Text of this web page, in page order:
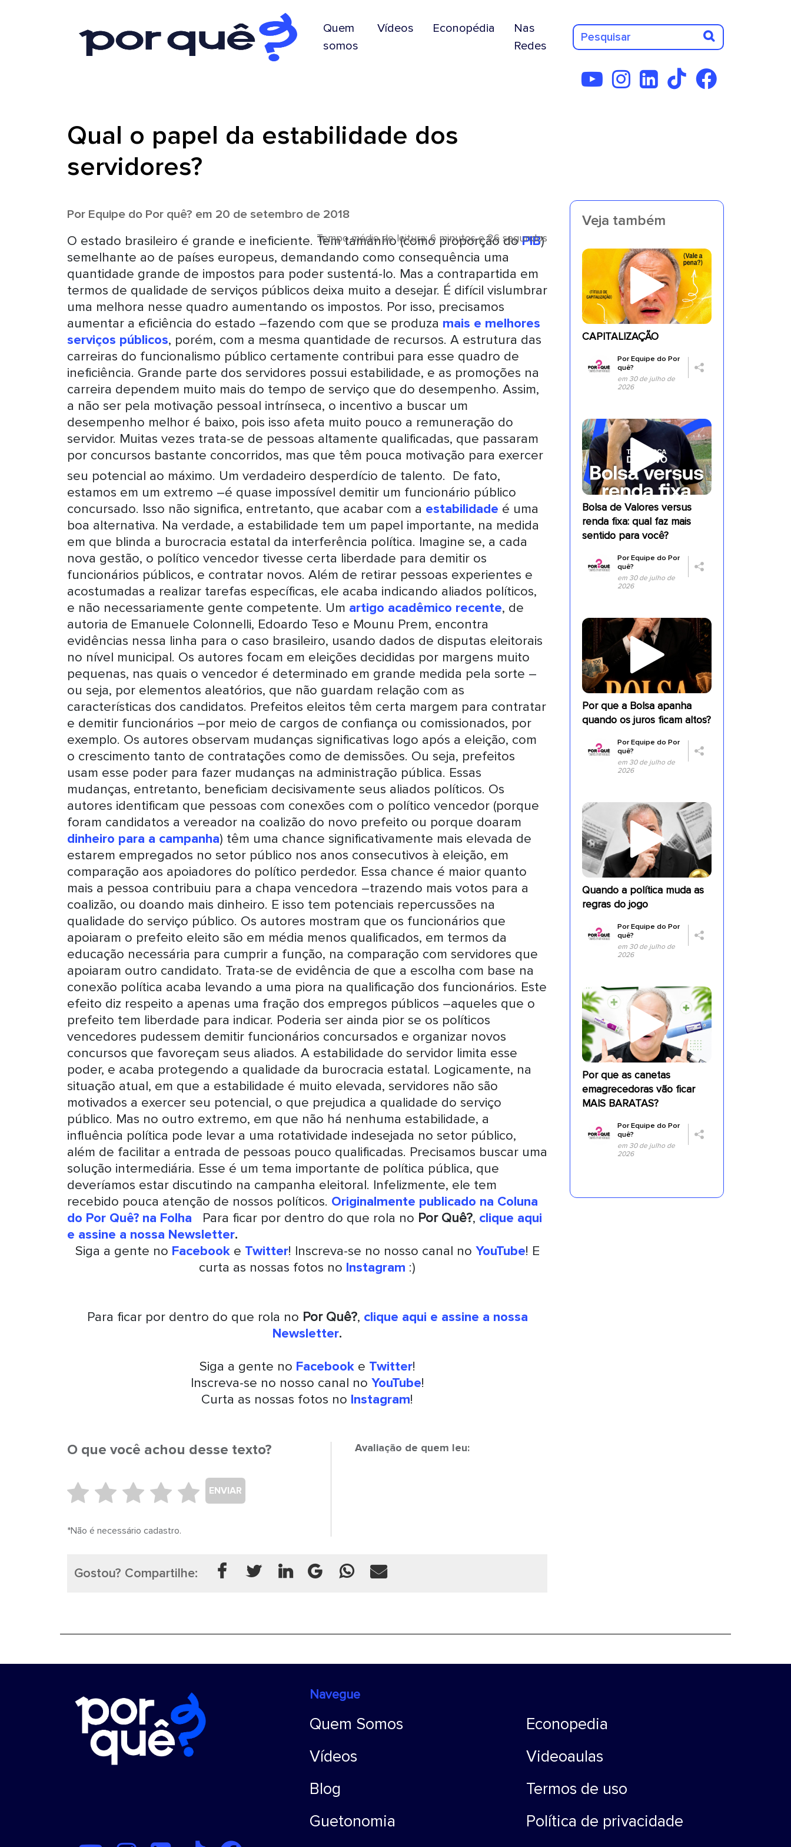
Quem
somos
Vídeos Econopédia
Nas
Redes
Qual o papel da estabilidade dos
servidores?
Por Equipe do Por quê? em 20 de setembro de 2018
Tempo médio de leitura: 6 minutos e 26 segundos
O estado brasileiro é grande e ineficiente. Tem tamanho (como proporção doPIB)
semelhante ao de países europeus, demandando como consequência uma
quantidade grande de impostos para poder sustentá-lo. Mas a contrapartida em
termos de qualidade de serviços públicos deixa muito a desejar. É difícil vislumbrar
uma melhora nesse quadro aumentando os impostos. Por isso, precisamos
aumentar a eficiência do estado –fazendo com que se produza mais e melhores
serviços públicos, porém, com a mesma quantidade de recursos. A estrutura das
carreiras do funcionalismo público certamente contribui para esse quadro de
ineficiência. Grande parte dos servidores possui estabilidade, e as promoções na
carreira dependem muito mais do tempo de serviço que do desempenho. Assim,
a não ser pela motivação pessoal intrínseca, o incentivo a buscar um
desempenho melhor é baixo, pois isso afeta muito pouco a remuneração do
servidor. Muitas vezes trata-se de pessoas altamente qualificadas, que passaram
por concursos bastante concorridos, mas que têm pouca motivação para exercer
seu potencial ao máximo. Um verdadeiro desperdício de talento. ?De fato,
estamos em um extremo –é quase impossível demitir um funcionário público
concursado. Isso não significa, entretanto, que acabar com a estabilidade é uma
boa alternativa. Na verdade, a estabilidade tem um papel importante, na medida
em que blinda a burocracia estatal da interferência política. Imagine se, a cada
nova gestão, o político vencedor tivesse certa liberdade para demitir os
funcionários públicos, e contratar novos. Além de retirar pessoas experientes e
acostumadas a realizar tarefas específicas, ele acaba indicando aliados políticos,
e não necessariamente gente competente. Um artigo acadêmico recente, de
autoria de Emanuele Colonnelli, Edoardo Teso e Mounu Prem, encontra
evidências nessa linha para o caso brasileiro, usando dados de disputas eleitorais
no nível municipal. Os autores focam em eleições decididas por margens muito
pequenas, nas quais o vencedor é determinado em grande medida pela sorte –
ou seja, por elementos aleatórios, que não guardam relação com as
características dos candidatos. Prefeitos eleitos têm certa margem para contratar
e demitir funcionários –por meio de cargos de confiança ou comissionados, por
exemplo. Os autores observam mudanças significativas logo após a eleição, com
o crescimento tanto de contratações como de demissões. Ou seja, prefeitos
usam esse poder para fazer mudanças na administração pública. Essas
mudanças, entretanto, beneficiam decisivamente seus aliados políticos. Os
autores identificam que pessoas com conexões com o político vencedor (porque
foram candidatos a vereador na coalizão do novo prefeito ou porque doaram
dinheiro para a campanha) têm uma chance significativamente mais elevada de
estarem empregados no setor público nos anos consecutivos à eleição, em
comparação aos apoiadores do político perdedor. Essa chance é maior quanto
mais a pessoa contribuiu para a chapa vencedora –trazendo mais votos para a
coalizão, ou doando mais dinheiro. E isso tem potenciais repercussões na
qualidade do serviço público. Os autores mostram que os funcionários que
apoiaram o prefeito eleito são em média menos qualificados, em termos da
educação necessária para cumprir a função, na comparação com servidores que
apoiaram outro candidato. Trata-se de evidência de que a escolha com base na
conexão política acaba levando a uma piora na qualificação dos funcionários. Este
efeito diz respeito a apenas uma fração dos empregos públicos –aqueles que o
prefeito tem liberdade para indicar. Poderia ser ainda pior se os políticos
vencedores pudessem demitir funcionários concursados e organizar novos
concursos que favoreçam seus aliados. A estabilidade do servidor limita esse
poder, e acaba protegendo a qualidade da burocracia estatal. Logicamente, na
situação atual, em que a estabilidade é muito elevada, servidores não são
motivados a exercer seu potencial, o que prejudica a qualidade do serviço
público. Mas no outro extremo, em que não há nenhuma estabilidade, a
influência política pode levar a uma rotatividade indesejada no setor público,
além de facilitar a entrada de pessoas pouco qualificadas. Precisamos buscar uma
solução intermediária. Esse é um tema importante de política pública, que
deveríamos estar discutindo na campanha eleitoral. Infelizmente, ele tem
recebido pouca atenção de nossos políticos. Originalmente publicado na Coluna
do Por Quê? na Folha Para ficar por dentro do que rola no Por Quê?, clique aqui
e assine a nossa Newsletter.
Siga a gente no Facebooke Twitter! Inscreva-se no nosso canal no YouTube! E
curta as nossas fotos no Instagram :)
Para ficar por dentro do que rola no Por Quê?, clique aqui e assine a nossa
Newsletter.
Siga a gente no Facebooke Twitter!
Inscreva-se no nosso canal no YouTube!
Curta as nossas fotos no Instagram!
O que você achou desse texto?
ENVIAR
*Não é necessário cadastro.
Avaliação de quem leu:
Gostou? Compartilhe:
Veja também
CAPITALIZAÇÃO
PorEquipe do Por
quê?
em 30 de julho de
2026
Bolsa de Valores versus
renda fixa: qual faz mais
sentido para você?
PorEquipe do Por
quê?
em 30 de julho de
2026
Por que a Bolsa apanha
quando os juros ficam altos?
PorEquipe do Por
quê?
em 30 de julho de
2026
Quando a política muda as
regras do jogo
PorEquipe do Por
quê?
em 30 de julho de
2026
Por que as canetas
emagrecedoras vão ficar
MAIS BARATAS?
PorEquipe do Por
quê?
em 30 de julho de
2026
Navegue
Quem Somos
Vídeos
Blog
Guetonomia
Econopedia
Videoaulas
Termos de uso
Política de privacidade